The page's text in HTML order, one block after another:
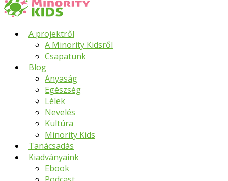
A projektről
A Minority Kidsről
Csapatunk
Blog
Anyaság
Egészség
Lélek
Nevelés
Kultúra
Minority Kids
Tanácsadás
Kiadványaink
Ebook